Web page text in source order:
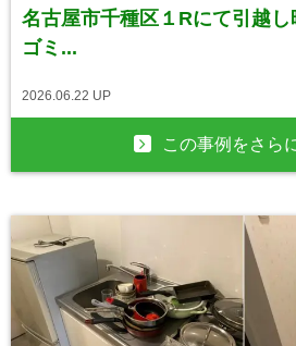
名古屋市千種区１Rにて引越
ゴミ...
2026.06.22 UP
この事例をさら